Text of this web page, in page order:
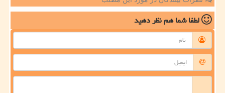
لطفا شما همنظر دهید